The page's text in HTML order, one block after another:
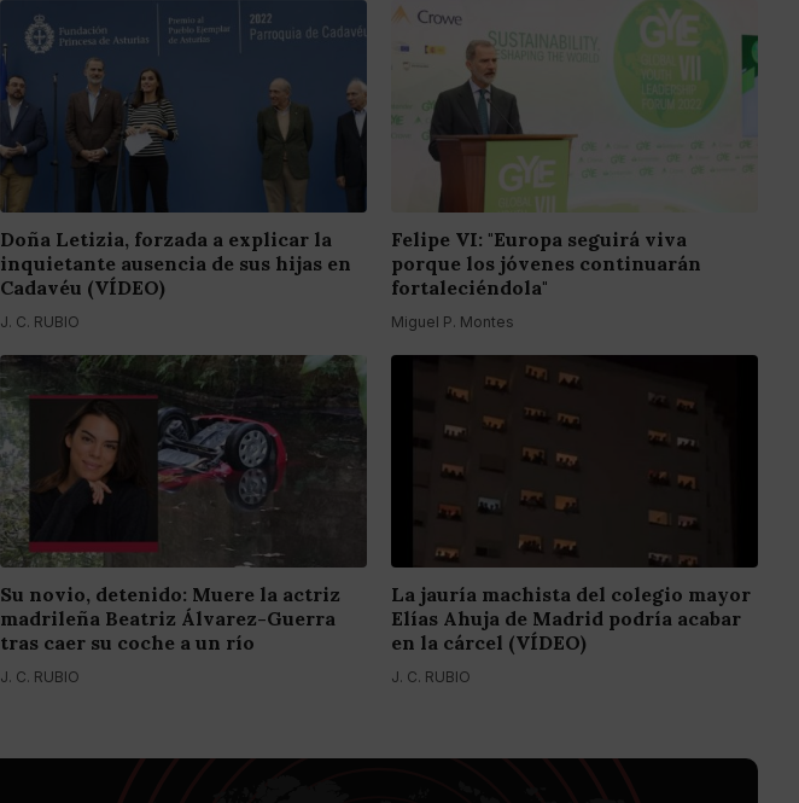
Doña Letizia, forzada a explicar la
inquietante ausencia de sus hijas en
Cadavéu (VÍDEO)
J. C. RUBIO
Felipe VI: "Europa seguirá viva
porque los jóvenes continuarán
fortaleciéndola"
Miguel P. Montes
Su novio, detenido: Muere la actriz
madrileña Beatriz Álvarez-Guerra
tras caer su coche a un río
J. C. RUBIO
La jauría machista del colegio mayor
Elías Ahuja de Madrid podría acabar
en la cárcel (VÍDEO)
J. C. RUBIO